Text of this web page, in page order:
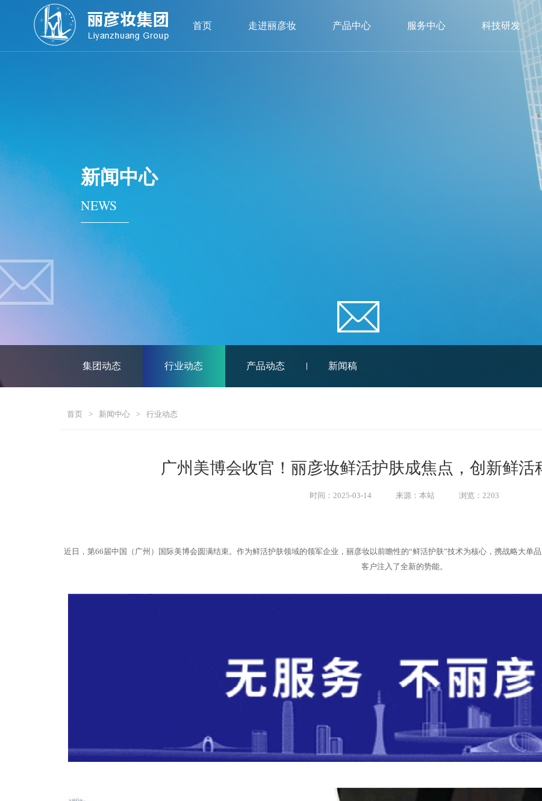
首页 走进丽彦妆 产品中心 服务中心 科技研发
新闻中心
NEWS
集团动态 行业动态 产品动态 新闻稿
首页 > 新闻中心 > 行业动态
广州美博会收官！丽彦妆鲜活护肤成焦点，创新鲜活
时间：2025-03-14 来源：本站 浏览：2203
近日，第66届中国（广州）国际美博会圆满结束。作为鲜活护肤领域的领军企业，丽彦妆以前瞻性的“鲜活护肤”技术为核心，携战略大单
客户注入了全新的势能。